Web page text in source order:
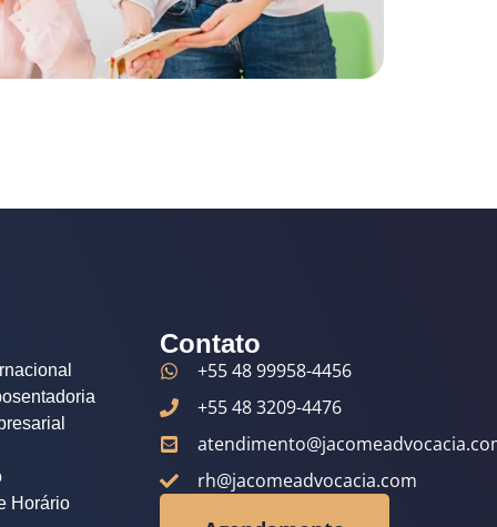
Horário
Contato
+55 48 99958-4456
+55 48 3209-4476
rh@jacomeadvocacia.com